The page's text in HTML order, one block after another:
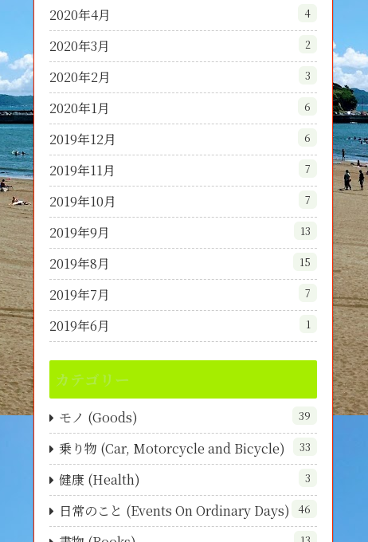
2020年4月 4
2020年3月 2
2020年2月 3
2020年1月 6
2019年12月 6
2019年11月 7
2019年10月 7
2019年9月 13
2019年8月 15
2019年7月 7
2019年6月 1
カテゴリー
モノ (Goods) 39
乗り物 (Car, Motorcycle and Bicycle) 33
健康 (Health) 3
日常のこと (Events On Ordinary Days) 46